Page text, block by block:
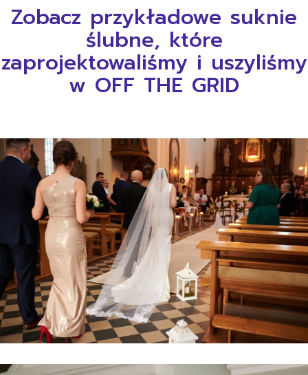
Zobacz przykładowe suknie
ślubne, które
zaprojektowaliśmy i uszyliśmy
w OFF THE GRID